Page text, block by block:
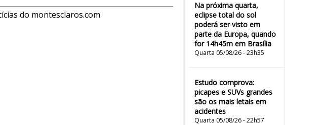
Na próxima quarta,
eclipse total do sol
poderá ser visto em
parte da Europa, quando
for 14h45m em Brasília
Quarta 05/08/26 - 23h35
Estudo comprova:
picapes e SUVs grandes
são os mais letais em
acidentes
Quarta 05/08/26 - 22h57
do montesclaros.com